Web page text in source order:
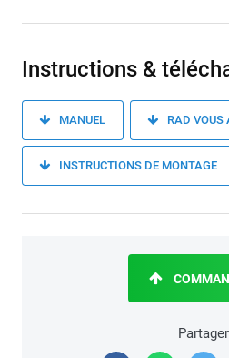
Instructions &
MANUEL RAD VOUS
INSTRUCTIONS DE MONTAGE
Partager